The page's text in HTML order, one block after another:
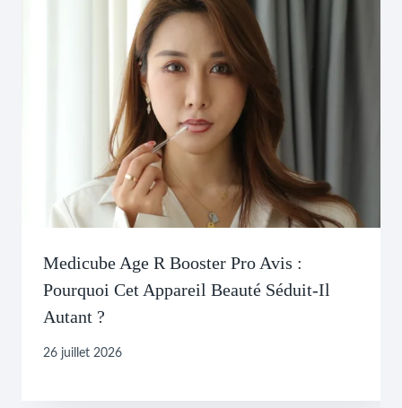
Medicube Age R Booster Pro Avis :
Pourquoi Cet Appareil Beauté Séduit-Il
Autant ?
26 juillet 2026